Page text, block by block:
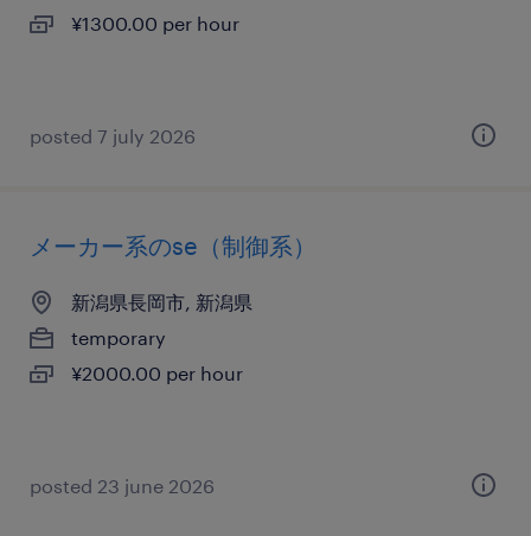
¥1300.00 per hour
posted 7 july 2026
メーカー系のse（制御系）
新潟県長岡市, 新潟県
temporary
¥2000.00 per hour
posted 23 june 2026